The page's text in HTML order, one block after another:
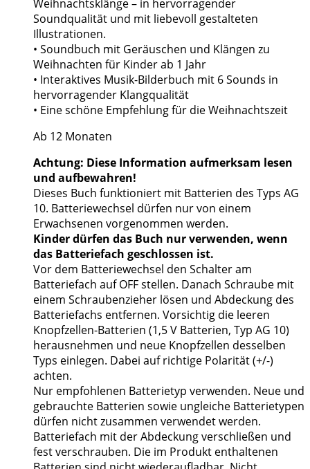
Weihnachtsklänge – in hervorragender
Soundqualität und mit liebevoll gestalteten
Illustrationen.
• Soundbuch mit Geräuschen und Klängen zu
Weihnachten für Kinder ab 1 Jahr
• Interaktives Musik-Bilderbuch mit 6 Sounds in
hervorragender Klangqualität
• Eine schöne Empfehlung für die Weihnachtszeit
Ab 12 Monaten
Achtung: Diese Information aufmerksam lesen
und aufbewahren!
Dieses Buch funktioniert mit Batterien des Typs AG
10. Batteriewechsel dürfen nur von einem
Erwachsenen vorgenommen werden.
Kinder dürfen das Buch nur verwenden, wenn
das Batteriefach geschlossen ist.
Vor dem Batteriewechsel den Schalter am
Batteriefach auf OFF stellen. Danach Schraube mit
einem Schraubenzieher lösen und Abdeckung des
Batteriefachs entfernen. Vorsichtig die leeren
Knopfzellen-Batterien (1,5 V Batterien, Typ AG 10)
herausnehmen und neue Knopfzellen desselben
Typs einlegen. Dabei auf richtige Polarität (+/-)
achten.
Nur empfohlenen Batterietyp verwenden. Neue und
gebrauchte Batterien sowie ungleiche Batterietypen
dürfen nicht zusammen verwendet werden.
Batteriefach mit der Abdeckung verschließen und
fest verschrauben. Die im Produkt enthaltenen